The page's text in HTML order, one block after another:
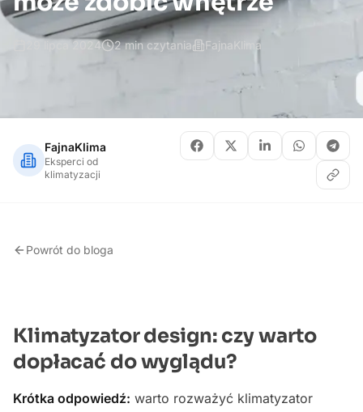
29 lipca 2024 2min czytania FajnaKlima
FajnaKlima
Eksperci od
klimatyzacji
Powrót do bloga
Klimatyzator design: czy warto
dopłacać do wyglądu?
Krótka odpowiedź: warto rozważyć klimatyzator